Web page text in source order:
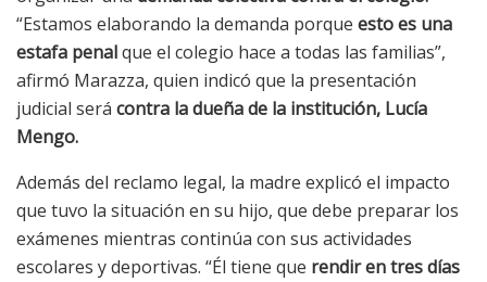
“Estamos elaborando la demanda porque esto es una
estafa penalque el colegio hace a todas las familias”,
afirmó Marazza, quien indicó que la presentación
judicial será contra la dueña de la institución, Lucía
Mengo.
Además del reclamo legal, la madre explicó el impacto
que tuvo la situación en su hijo, que debe preparar los
exámenes mientras continúa con sus actividades
escolares y deportivas. “Él tiene que rendir en tres días